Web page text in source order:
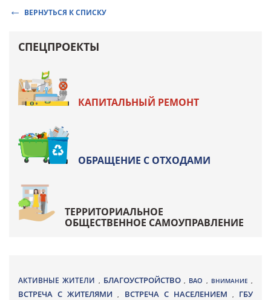
ВЕРНУТЬСЯ К СПИСКУ
СПЕЦПРОЕКТЫ
КАПИТАЛЬНЫЙ РЕМОНТ
ОБРАЩЕНИЕ С ОТХОДАМИ
ТЕРРИТОРИАЛЬНОЕ
ОБЩЕСТВЕННОЕ САМОУПРАВЛЕНИЕ
АКТИВНЫЕ ЖИТЕЛИ , БЛАГОУСТРОЙСТВО , ВАО , ВНИМАНИЕ ,
ВСТРЕЧА С ЖИТЕЛЯМИ, ВСТРЕЧА С НАСЕЛЕНИЕМ , ГБУ